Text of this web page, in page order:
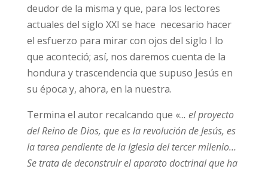
deudor de la misma y que, para los lectores
actuales del siglo XXI se hace necesario hacer
el esfuerzo para mirar con ojos del siglo I lo
que aconteció; así, nos daremos cuenta de la
hondura y trascendencia que supuso Jesús en
su época y, ahora, en la nuestra.
Termina el autor recalcando que «... el proyecto
del Reino de Dios, que es la revolución de Jesús, es
la tarea pendiente de la Iglesia del tercer milenio…
Se trata de deconstruir el aparato doctrinal que ha